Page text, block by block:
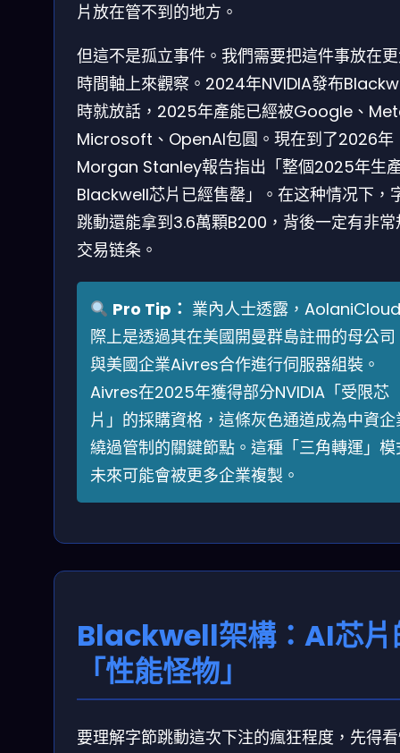
片放在管不到的地方。
但這不是孤立事件。我們需要把這件事放在
時間軸上來觀察。2024年NVIDIA發布
時就放話，2025年產能已經被Google、
Microsoft、OpenAI包圓。現在到了2026年
Morgan Stanley報告指出「整個2025年生
Blackwell芯片已經售罄」。在这种情况下，
跳動還能拿到3.6萬顆B200，背後一定有非常
交易链条。
Pro Tip： 業內人士透露，
際上是透過其在美國開曼群島註冊的母公司
與美國企業Aivres合作進行伺服器組裝。
Aivres在2025年獲得部分NVIDIA「受限芯
片」的採購資格，這條灰色通道成為中資企
繞過管制的關鍵節點。這種「三角轉運」模
未來可能會被更多企業複製。
Blackwell架構：AI芯片
「性能怪物」
要理解字節跳動這次下注的瘋狂程度，先得